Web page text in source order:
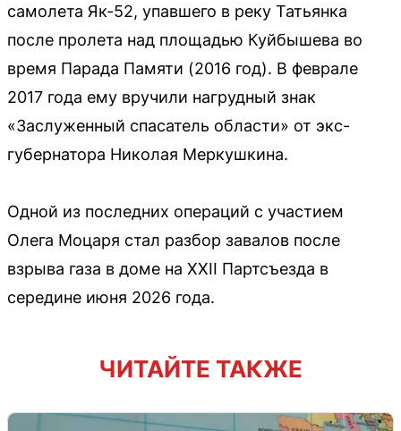
самолета Як-52, упавшего в реку Татьянка
после пролета над площадью Куйбышева во
время Парада Памяти (2016 год). В феврале
2017 года ему вручили нагрудный знак
«Заслуженный спасатель области» от экс-
губернатора Николая Меркушкина.
Одной из последних операций с участием
Олега Моцаря стал разбор завалов после
взрыва газа в доме на XXII Партсъезда в
середине июня 2026 года.
ЧИТАЙТЕ ТАКЖЕ